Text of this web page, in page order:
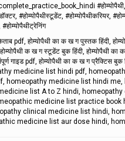
#होम्योपैथी,
#होम्योपैथीस्टूडेंट, #होम्योपैथीकरियर,
pdf, होम्योपैथी का क ख ग पुस्तक हिंदी,
क ख ग स्टूडेंट बुक हिंदी, होम्योपैथी
गाइड pdf, होम्योपैथी का क ख ग प्रैक्टिस बुक
medicine list hindi pdf,
homeopathy medicine list hindi
list A to Z hindi,
medicine list practice
clinical medicine list hindi,
medicine list aur dose hindi,